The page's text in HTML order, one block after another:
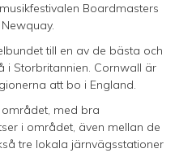
Boardmasters
till en av de bästa och
i Storbritannien. Cornwall är
att bo i England.
med bra
i området, även mellan de
tre lokala järnvägsstationer